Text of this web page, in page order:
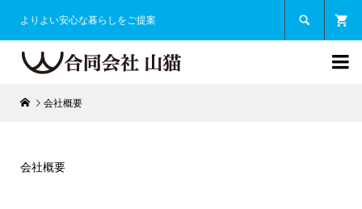
よりよい安心な暮らしをご提案 

会社概要
会社概要